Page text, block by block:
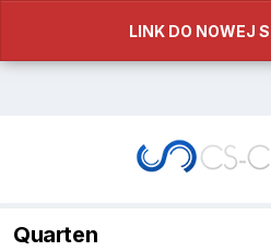
LINK DO NOWEJ
Quarten